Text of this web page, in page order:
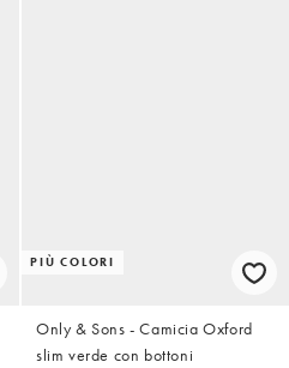
PIÙ COLORI
Only & Sons - Camicia Oxford
slim verde con bottoni